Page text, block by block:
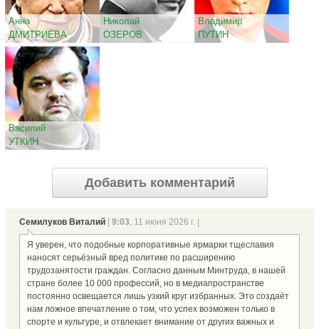
Анна
ДМИТРИЕВА
Николай
ОЗЕРОВ
Владимир
ПУТИН
Василий
УТКИН
Добавить комментарий
Семилуков Виталий 9:03, 11 июня 2026 г. |
Я уверен, что подобные корпоративные ярмарки тщеславия
наносят серьёзный вред политике по расширению
трудозанятости граждан. Согласно данным Минтруда, в нашей
стране более 10 000 профессий, но в медиапространстве
постоянно освещается лишь узкий круг избранных. Это создаёт
нам ложное впечатление о том, что успех возможен только в
спорте и культуре, и отвлекает внимание от других важных и